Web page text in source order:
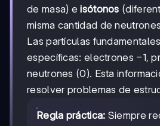
de masa) eisótonos
misma cantidad de
Las partículas
específicas: electrones -1
−1,
neutrones (0). Esta
resolver problemas de
Regla práctica: Siempre